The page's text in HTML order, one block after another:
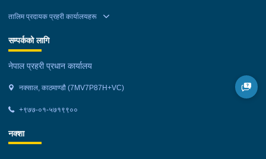
तालिम प्रदायक प्रहरी कार्यालयहरू
सम्पर्कको लागि
नेपाल प्रहरी प्रधान कार्यालय
नक्साल, काठमाण्डौ (7MV7P87H+VC)
+९७७-०१-५७१९९००
नक्शा